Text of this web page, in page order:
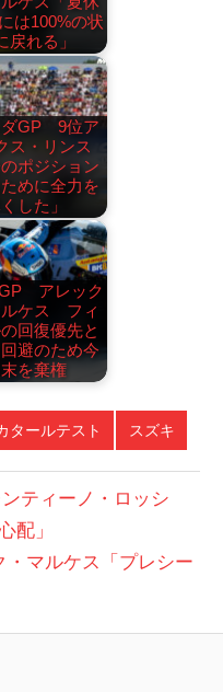
は100%の状
戻れる」
ダGP 9位ア
ス・リンス
のポジション
めに全力を
した」
アレック
ルケス フィ
回復優先と
避のため今
を棄権
タールテスト スズキ
ティーノ・ロッシ
配」
マルケス「プレシー